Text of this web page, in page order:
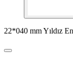
22*040 mm Yıldız